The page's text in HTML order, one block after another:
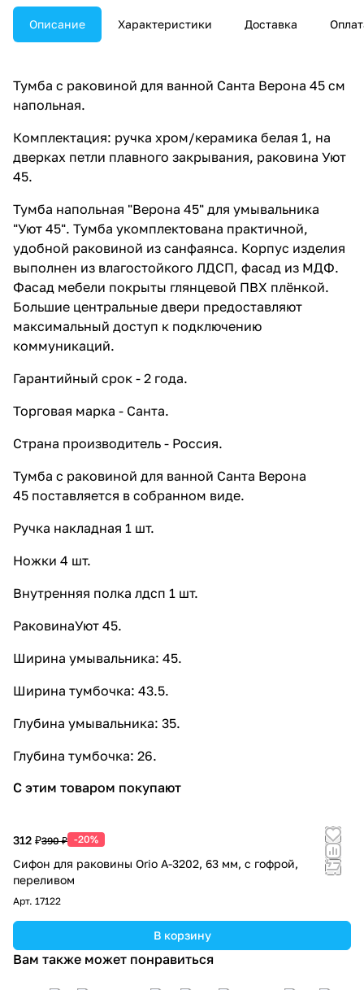
Описание Характеристики Доставка
Тумба с раковиной для ванной Санта Верона 45 см
напольная.
Комплектация: ручка хром/керамика белая 1, на
дверках петли плавного закрывания, раковина Уют
45.
Тумба напольная "Верона 45" для умывальника
"Уют 45". Тумба укомплектована практичной,
удобной раковиной из санфаянса. Корпус изделия
выполнен из влагостойкого ЛДСП, фасад из МДФ.
Фасад мебели покрыты глянцевой ПВХ плёнкой.
Большие центральные двери предоставляют
максимальный доступ к подключению
коммуникаций.
Гарантийный срок - 2 года.
Торговая марка - Санта.
Страна производитель - Россия.
Тумба с раковиной для ванной Санта Верона
45 поставляется в собранном виде.
Ручка накладная 1 шт.
Ножки 4 шт.
Внутренняя полка лдсп 1 шт.
РаковинаУют 45.
Ширина умывальника: 45.
Ширина тумбочка: 43.5.
Глубина умывальника: 35.
Глубина тумбочка: 26.
С этим товаром покупают
312 ₽390 ₽ -20%
Сифон для раковины Orio А-3202, 63 мм, с гофрой,
переливом
Арт. 17122
В корзину
Вам также может понравиться